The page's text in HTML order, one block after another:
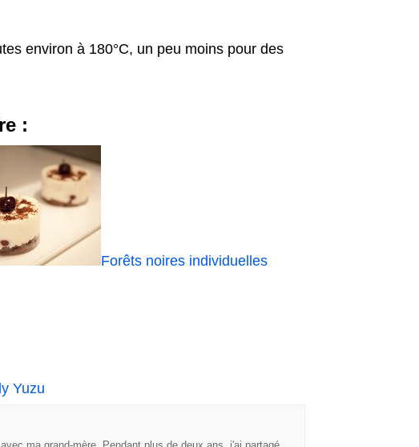
environ à 180°C, un peu moins pour des
:
Forêts noires individuelles
Yuzu